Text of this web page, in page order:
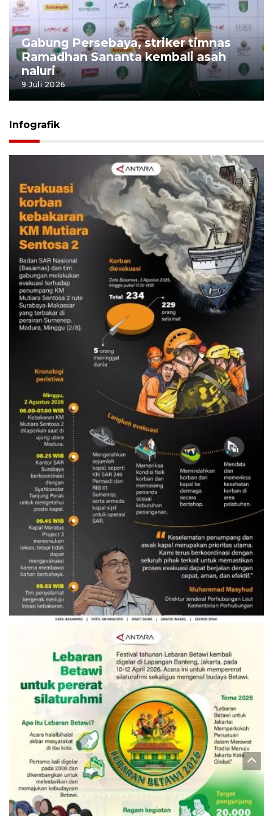
Gabung Persebaya, striker timnas
Ramadhan Sananta kembali asah
naluri
9 Juli 2026
Infografik
Evakuasi korban kebakaran KM
Mutiara Sentosa 2
3 Agustus 2026